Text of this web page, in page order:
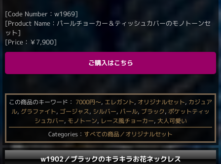
[Code Number：w1969]
[Product Name：パールチョーカー＆ティッシュカバーのモノトーンセ
ット]
[Price： ￥7,900]
ご購入はこちら
この商品のキーワード： 7000円〜, エレガント, オリジナルセット, カジュア
ル, グラファイト, ゴージャス, シルバー, パール, ブラック, ポケットティッ
シュカバー, モノトーン, レース風チョーカー, 大人可愛い
Categories： すべての商品／オリジナルセット
w1902／ブラックのキラキラお花ネックレス